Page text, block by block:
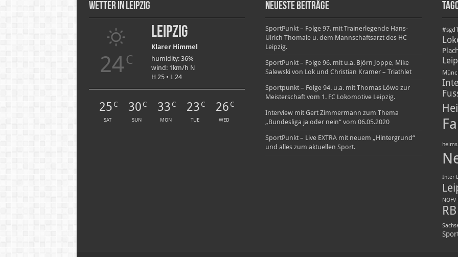
Wetter in Leipzig
24C
Leipzig
Klarer Himmel
humidity: 36%
wind: 1km/h N
H 25 • L 24
25 C
SAT
30 C
SUN
33 C
MON
23 C
TUE
26 C
WED
Neueste Beiträge
SportPunkt – Folge 97. mit Trainerlegende Hans-
Ulrich Thomale u. dem Mannschaftsarzt des HC
Leipzig.
SportPunkt – Folge 96. mit u.a. Björn Joppe, Mike
Salewski von Lok und Christian Kramer – Triathlet
Sportpunkt – Folge 94. u.a. mit Thomas Löwe zur
Meisterschaft vom 1. FC Lokomotive Leipzig.
Interview mit Gert Zimmermann zum Thema
„Bundesliga ja oder nein“ vom 06.05.2020
SportPunkt – Live EXTRA mit neuem „Hintergrund“
und alles zum aktuellen Sport.
Inter
NOFV